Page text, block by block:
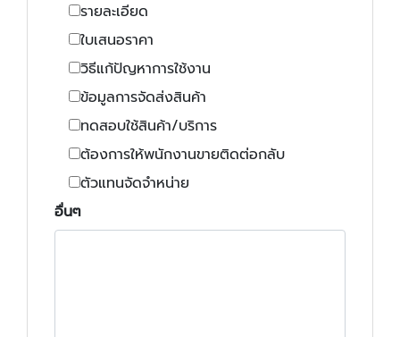
รายละเอียด
ใบเสนอราคา
วิธีแก้ปัญหาการใช้งาน
ข้อมูลการจัดส่งสินค้า
ทดสอบใช้สินค้า/บริการ
ต้องการให้พนักงานขายติดต่อกลับ
ตัวแทนจัดจำหน่าย
อื่นๆ